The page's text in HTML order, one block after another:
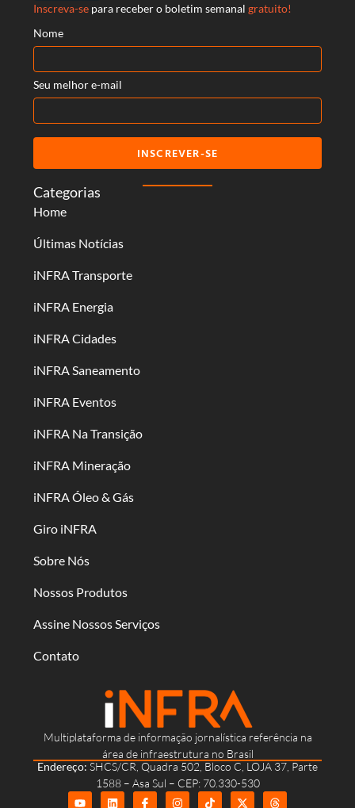
Multiplataforma de informação jornalística referência na
área de infraestrutura no Brasil
Endereço: SHCS/CR, Quadra 502, Bloco C, LOJA 37, Parte
1588 – Asa Sul – CEP: 70.330-530
Categorias
Home
Últimas Notícias
iNFRA Transporte
iNFRA Energia
iNFRA Cidades
iNFRA Saneamento
iNFRA Eventos
iNFRA Na Transição
iNFRA Mineração
iNFRA Óleo & Gás
Giro iNFRA
Sobre Nós
Nossos Produtos
Assine Nossos Serviços
Contato
Inscreva-se para receber o boletim semanal gratuito!
Nome
Seu melhor e-mail
INSCREVER-SE